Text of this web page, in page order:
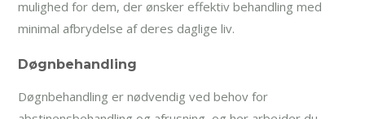
mulighed for dem, der ønsker effektiv behandling med
minimal afbrydelse af deres daglige liv.
Døgnbehandling
Døgnbehandling er nødvendig ved behov for